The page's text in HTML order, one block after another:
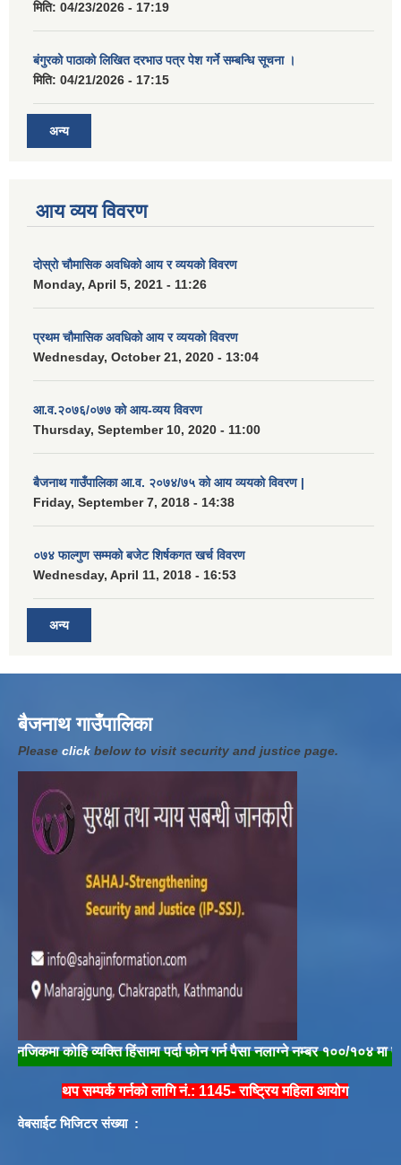
मिति: 04/23/2026 - 17:19
बंगुरको पाठाको लिखित दरभाउ पत्र पेश गर्ने सम्बन्धि सूचना ।
मिति: 04/21/2026 - 17:15
अन्य
आय व्यय विवरण
दोस्रो चौमासिक अवधिको आय र व्ययको विवरण
Monday, April 5, 2021 - 11:26
प्रथम चौमासिक अवधिको आय र व्ययको विवरण
Wednesday, October 21, 2020 - 13:04
आ.व.२०७६/०७७ को आय-व्यय विवरण
Thursday, September 10, 2020 - 11:00
बैजनाथ गाउँपालिका आ.व. २०७४/७५ को आय व्ययको विवरण |
Friday, September 7, 2018 - 14:38
०७४ फाल्गुण सम्मको बजेट शिर्षकगत खर्च विवरण
Wednesday, April 11, 2018 - 16:53
अन्य
बैजनाथ गाउँपालिका
Please click below to visit security and justice page.
कोहि व्यक्ति हिंसामा पर्दा फोन गर्न पैसा नलाग्ने नम्बर १००/१०४ मा फोन
थप सम्पर्क गर्नको लागि नं.: 1145- राष्ट्रिय महिला आयोग
वेबसाईट भिजिटर संख्या :